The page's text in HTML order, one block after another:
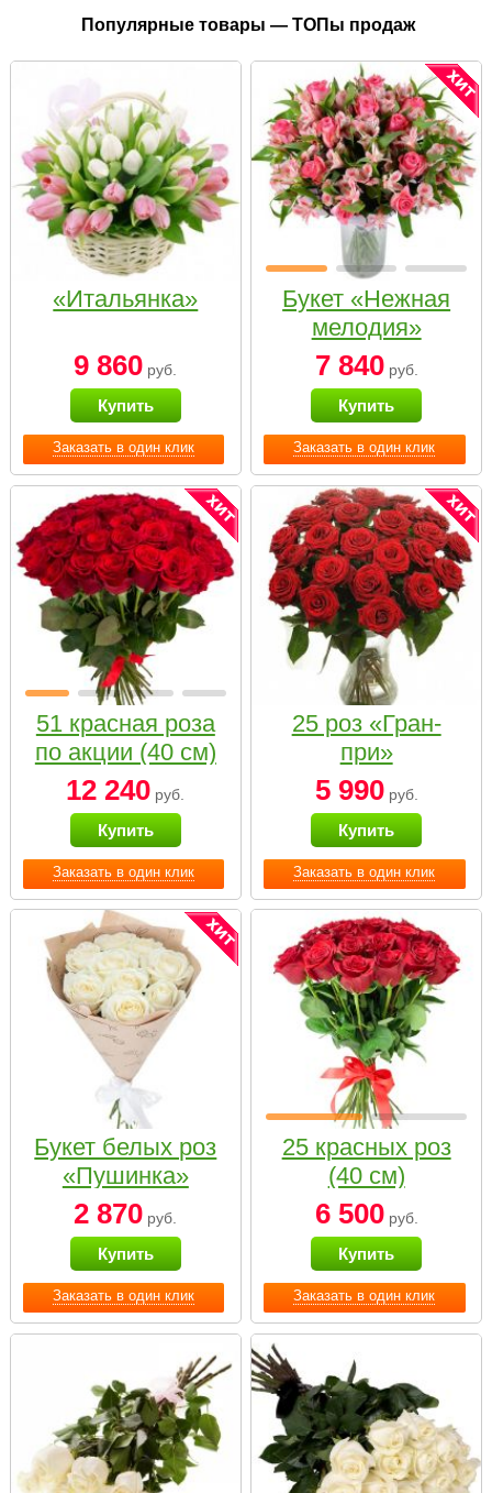
Популярные товары — ТОПы продаж
Заказать в один клик
«Итальянка»
9 860 руб.
Купить
Заказать в один клик
Букет «Нежная
мелодия»
7 840руб.
Купить
Заказать в один клик
51 красная роза
по акции (40 см)
12 240 руб.
Купить
Заказать в один клик
25 роз «Гран-
при»
5 990руб.
Купить
Заказать в один клик
Букет белых роз
«Пушинка»
2 870 руб.
Купить
Заказать в один клик
25 красных роз
(40 см)
6 500руб.
Купить